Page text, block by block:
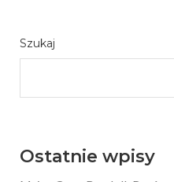
Szukaj
Ostatnie wpisy